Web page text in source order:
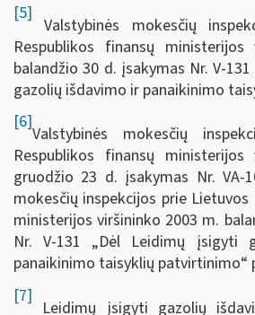
[5]
Valstybinės mokesčių
Respublikos finansų
balandžio 30 d. įsakymas Nr. V-
gazolių išdavimo ir panaikinimo
[6]
Valstybinės mokesčių
Respublikos finansų
gruodžio 23 d. įsakymas Nr. VA-
mokesčių inspekcijos prie Lietuvos
ministerijos viršininko 2003 m.
Nr. V-131 „Dėl Leidimų įsigyti
panaikinimo taisyklių patvirtinimo“
[7]
Leidimų įsigyti gazolių